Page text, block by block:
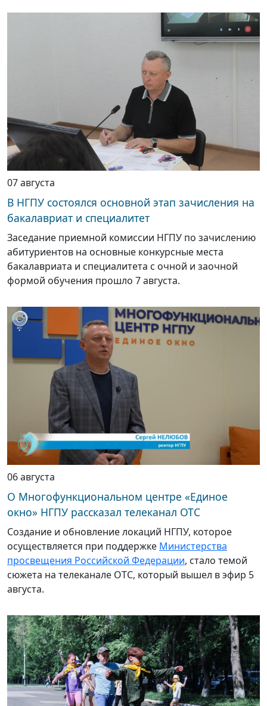
07 августа
В НГПУ состоялся основной этап зачисления на
бакалавриат и специалитет
Заседание приемной комиссии НГПУ по зачислению
абитуриентов на основные конкурсные места
бакалавриата и специалитета с очной и заочной
формой обучения прошло 7 августа.
06 августа
О Многофункциональном центре «Единое
окно» НГПУ рассказал телеканал ОТС
Создание и обновление локаций НГПУ, которое
осуществляется при поддержке Министерства
просвещения Российской Федерации, стало темой
сюжета на телеканале ОТС, который вышел в эфир 5
августа.